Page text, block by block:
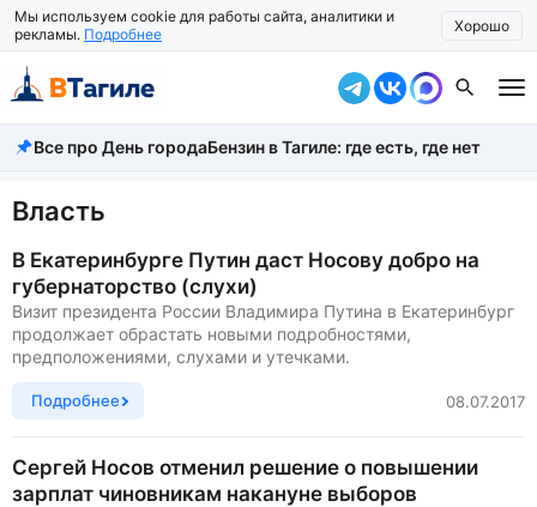
Мы используем cookie для работы сайта, аналитики и
рекламы. Подробнее Хорошо
Все новости
Происшествия
Город
Власть
Жизнь
Экономика
Рассказать новость
Все про День городаБензин в Тагиле: где есть, где нет
Власть
В Екатеринбурге Путин даст Носову добро на
губернаторство (слухи)
Визит президента России Владимира Путина в Екатеринбург
продолжает обрастать новыми подробностями,
предположениями, слухами и утечками.
Подробнее 08.07.2017
Сергей Носов отменил решение о повышении
зарплат чиновникам накануне выборов